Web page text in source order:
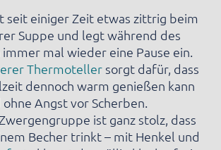
seit einiger Zeit etwas zittrig beim
Suppe und legt während des
immer mal wieder eine Pause ein.
Thermoteller sorgt dafür, dass
dennoch warm genießen kann
ohne Angst vor Scherben.
ist ganz stolz, dass
Becher trinkt – mit Henkel und